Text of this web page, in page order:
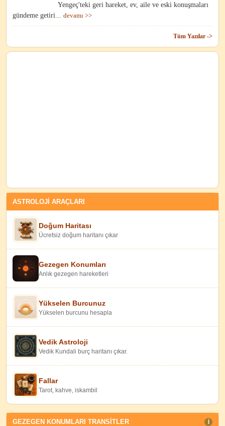
Yengeç'teki geri hareket, ev, aile ve eski konuşmaları
gündeme getiri... devamı >>
Tüm Yazılar ->
ASTROLOJİ ARAÇLARI
Doğum Haritası
Ücretsiz doğum haritanı çıkar
Gezegen Konumları
Anlık gezegen hareketleri
Yükselen Burcunuz
Yükselen burcunu hesapla
Vedik Astroloji
Vedik Kundali burç haritanı çıkar.
Fallar
Tarot, kahve, iskambil
GEZEGEN KONUMLARI TRANSITLER I